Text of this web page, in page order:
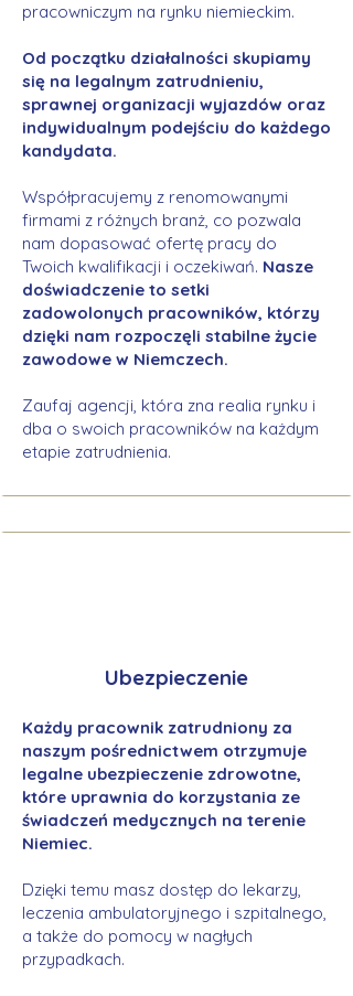
pracowniczym na rynku niemieckim.
Od początku działalności skupiamy
się na legalnym zatrudnieniu,
sprawnej organizacji wyjazdów oraz
indywidualnym podejściu do każdego
kandydata.
Współpracujemy z renomowanymi
firmami z różnych branż, co pozwala
nam dopasować ofertę pracy do
Twoich kwalifikacji i oczekiwań. Nasze
doświadczenie to setki
zadowolonych pracowników, którzy
dzięki nam rozpoczęli stabilne życie
zawodowe w Niemczech.
Zaufaj agencji, która zna realia rynku i
dba o swoich pracowników na każdym
etapie zatrudnienia.
Ubezpieczenie
Każdy pracownik zatrudniony za
naszym pośrednictwem otrzymuje
legalne ubezpieczenie zdrowotne,
które uprawnia do korzystania ze
świadczeń medycznych na terenie
Niemiec.
Dzięki temu masz dostęp do lekarzy,
leczenia ambulatoryjnego i szpitalnego,
a także do pomocy w nagłych
przypadkach.